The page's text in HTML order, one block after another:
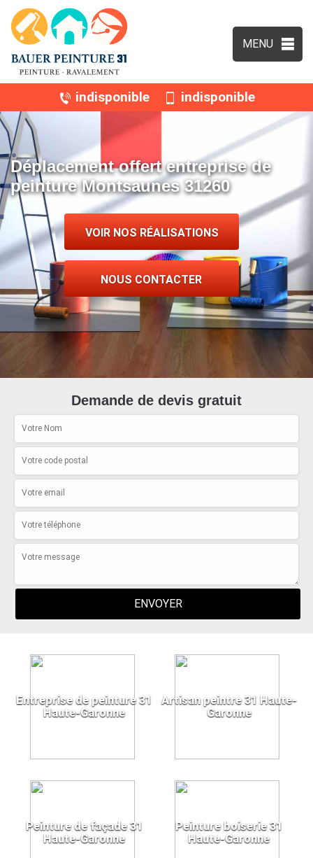
MENU
indisponible indisponible
Déplacement offert entreprise de
peinture Montsaunes 31260
VOIR NOS RÉALISATIONS
NOUS CONTACTER
Demande de devis gratuit
Entreprise de peinture 31
Haute-Garonne
Artisan peintre 31 Haute-
Garonne
Peinture de façade 31
Haute-Garonne
Peinture boiserie 31
Haute-Garonne